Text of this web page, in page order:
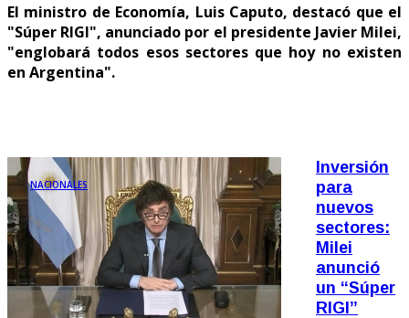
El ministro de Economía, Luis Caputo, destacó que el
"Súper RIGI", anunciado por el presidente Javier Milei,
"englobará todos esos sectores que hoy no existen
en Argentina".
NACIONALES
Inversión
para
nuevos
sectores:
Milei
anunció
un “Súper
RIGI”